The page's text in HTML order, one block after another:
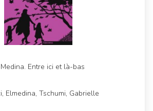
Entre ici et là-bas
Elmedina, Tschumi, Gabrielle